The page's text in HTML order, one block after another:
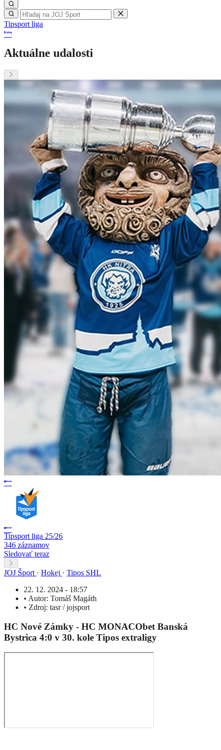
Tipsport liga
Aktuálne udalosti
Tipsport liga 25/26
346 záznamov
Sledovať teraz
JOJ Šport · Hokej · Tipos SHL
22. 12. 2024 - 18:57
• Autor: Tomáš Magáth
• Zdroj: tasr / jojsport
HC Nové Zámky - HC MONACObet Banská
Bystrica 4:0 v 30. kole Tipos extraligy